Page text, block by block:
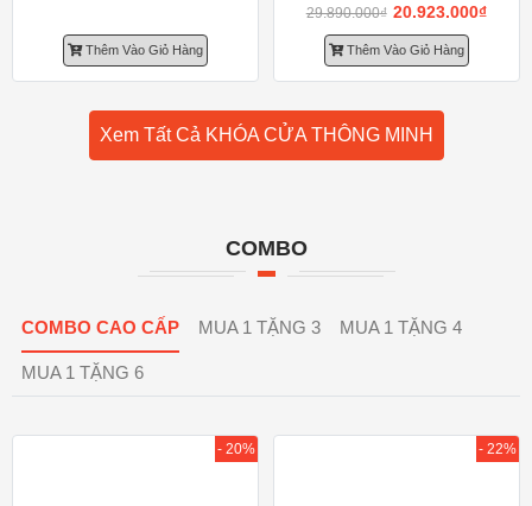
Thêm Vào Giỏ Hàng
29.890.000₫ 20.923.000₫
Thêm Vào Giỏ Hàng
Xem Tất Cả KHÓA CỬA THÔNG MINH
COMBO
COMBO CAO CẤP MUA 1 TẶNG 3 MUA 1 TẶNG 4
MUA 1 TẶNG 6
- 20% - 22%